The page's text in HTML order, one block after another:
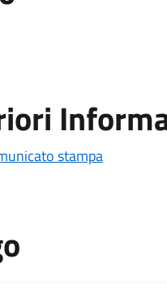
stampa